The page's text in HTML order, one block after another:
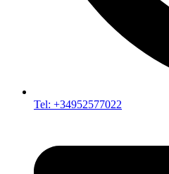
Tel: +34952577022